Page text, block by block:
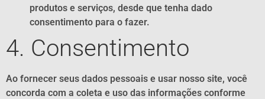
produtos e serviços, desde que tenha dado
consentimento para o fazer.
4. Consentimento
Ao fornecer seus dados pessoais e usar nosso site, você
concorda com a coleta e uso das informações conforme